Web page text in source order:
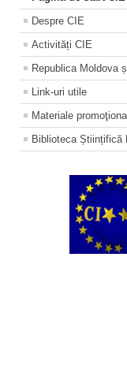
Despre CIE
Activități CIE
Republica Moldova
Link-uri utile
Materiale
Biblioteca Științifică